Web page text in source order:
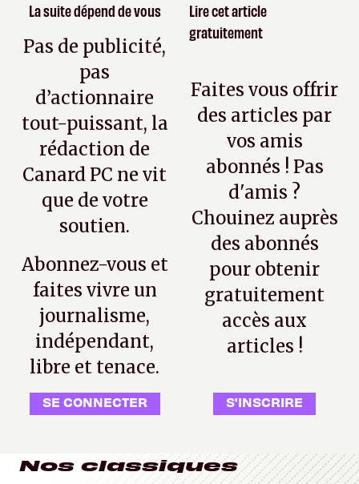
La suite dépend de vous
Pas de publicité,
pas
d’actionnaire
tout-puissant, la
rédaction de
Canard PC ne vit
que de votre
soutien.
Abonnez-vous et
faites vivre un
journalisme,
indépendant,
libre et tenace.
SE CONNECTER
Lire cet article
gratuitement
Faites vous offrir
des articles par
vos amis
abonnés ! Pas
d'amis ?
Chouinez auprès
des abonnés
pour obtenir
gratuitement
accès aux
articles !
S'INSCRIRE
Nos classiques